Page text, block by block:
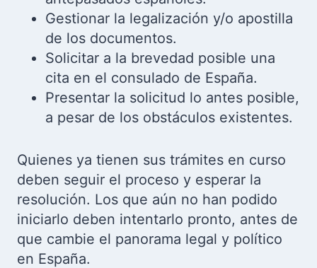
Gestionar la legalización y/o apostilla
de los documentos.
Solicitar a la brevedad posible una
cita en el consulado de España.
Presentar la solicitud lo antes posible,
a pesar de los obstáculos existentes.
Quienes ya tienen sus trámites en curso
deben seguir el proceso y esperar la
resolución. Los que aún no han podido
iniciarlo deben intentarlo pronto, antes de
que cambie el panorama legal y político
en España.